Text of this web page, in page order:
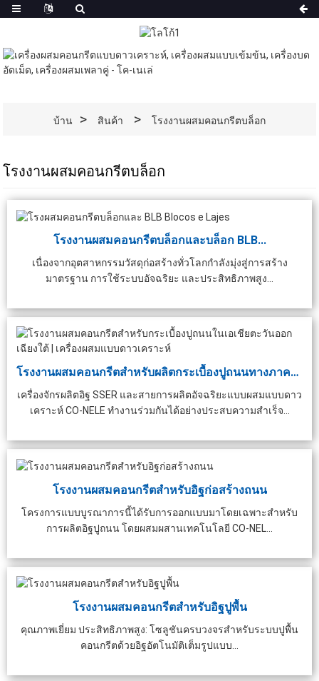
บ้าน สินค้า โรงงานผสมคอนกรีตบล็อก
โรงงานผสมคอนกรีตบล็อก
โรงงานผสมคอนกรีตบล็อกและบล็อก BLB...
เนื่องจากอุตสาหกรรมวัสดุก่อสร้างทั่วโลกกำลังมุ่งสู่การสร้าง
มาตรฐาน การใช้ระบบอัจฉริยะ และประสิทธิภาพสูง...
โรงงานผสมคอนกรีตสำหรับผลิตกระเบื้องปูถนนทางภาคใต้...
เครื่องจักรผลิตอิฐ SSER และสายการผลิตอัจฉริยะแบบผสมแบบดาว
เคราะห์ CO-NELE ทำงานร่วมกันได้อย่างประสบความสำเร็จ...
โรงงานผสมคอนกรีตสำหรับอิฐก่อสร้างถนน
โครงการแบบบูรณาการนี้ได้รับการออกแบบมาโดยเฉพาะสำหรับ
การผลิตอิฐปูถนน โดยผสมผสานเทคโนโลยี CO-NEL...
โรงงานผสมคอนกรีตสำหรับอิฐปูพื้น
คุณภาพเยี่ยม ประสิทธิภาพสูง: โซลูชันครบวงจรสำหรับระบบปูพื้น
คอนกรีตด้วยอิฐอัตโนมัติเต็มรูปแบบ...